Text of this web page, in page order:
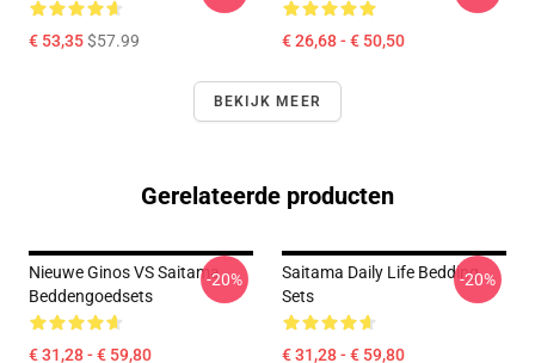
€ 53,35$57.99 € 26,68 - € 50,50
BEKIJK MEER
Gerelateerde producten
Nieuwe Ginos VS Saitama
Beddengoedsets
€ 31,28 - € 59,80
-20%
Saitama Daily Life Bedding
Sets
€ 31,28 - € 59,80
-20%